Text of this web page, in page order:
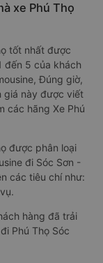
xe Phú Thọ
tốt nhất được
đến 5 của khách
Đúng giờ,
giá này được viết
các hãng Xe Phú
được phân loại
đi Sóc Sơn -
các tiêu chí như:
hàng đã trải
Phú Thọ Sóc